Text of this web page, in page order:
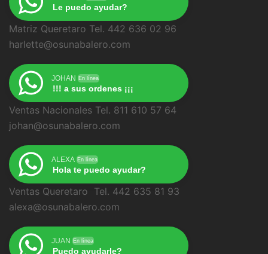
Le puedo ayudar?
Matriz Queretaro Tel. 442 636 02 96
harlette@osunabalero.com
JOHAN En línea
!!! a sus ordenes ¡¡¡
Ventas Nacionales Tel. 811 610 57 64
johan@osunabalero.com
ALEXA En línea
Hola te puedo ayudar?
Ventas Queretaro Tel. 442 635 81 93
alexa@osunabalero.com
JUAN En línea
Puedo ayudarle?